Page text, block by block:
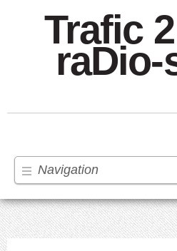
Trafic
raDio-
Navigation